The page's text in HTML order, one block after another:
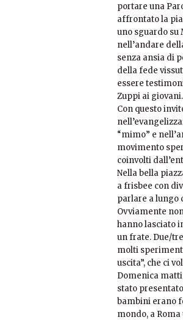
portare una
affrontato la
uno sguardo su
nell’andare
senza ansia di
della fede
essere
Zuppi ai giovani.
Con questo
“mimo” e
movimento
coinvolti
Nella bella
a frisbee con
parlare a lungo
Ovviamente
hanno lasciato
un frate. Due/
molti
uscita”, che ci
Domenica
stato
bambini erano
mondo, a